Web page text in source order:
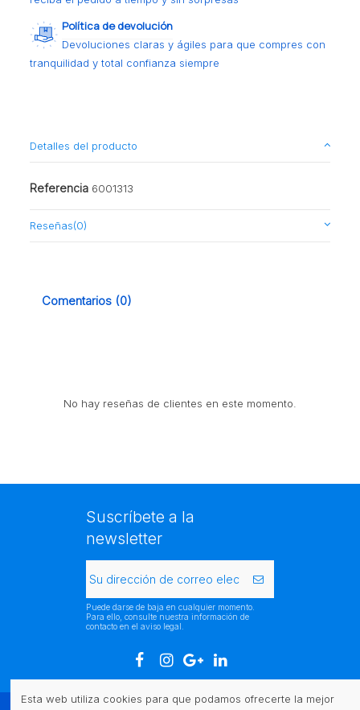
Política de devolución
Devoluciones claras y ágiles para que compres con
tranquilidad y total confianza siempre
Detalles del producto
Referencia 6001313
Reseñas(0)
Comentarios (0)
No hay reseñas de clientes en este momento.
Suscríbete a la
newsletter
Puede darse de baja en cualquier momento.
Para ello, consulte nuestra información de
contacto en el aviso legal.
Esta web utiliza cookies para que podamos ofrecerte la mejor